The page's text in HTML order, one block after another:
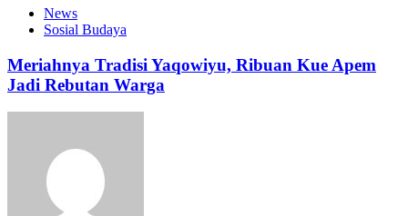
News
Sosial Budaya
Meriahnya Tradisi Yaqowiyu, Ribuan Kue Apem
Jadi Rebutan Warga